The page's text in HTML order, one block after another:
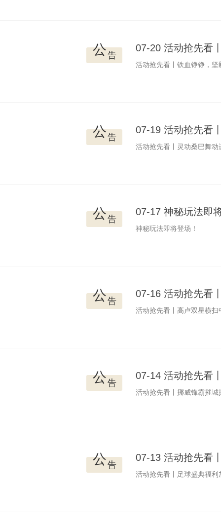
07-20 活动抢先看
活动抢先看丨铁血铮铮，
公告
07-19 活动抢先看
活动抢先看丨灵动桑巴舞
公告
07-17 神秘玩法即
神秘玩法即将登场！
公告
07-16 活动抢先看
活动抢先看丨高卢双星横
公告
07-14 活动抢先看
活动抢先看丨挪威锋霸摧
公告
07-13 活动抢先看
活动抢先看丨足球盛典福
公告